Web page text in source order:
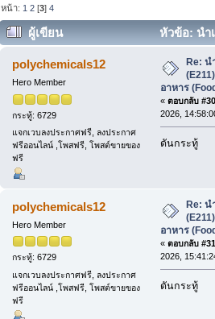
หน้า: 1 2 [3]4
ผู้เขียน
หัวข้อ: นำ
เกรดอาหาร (Food Grade) (อ่าน 487 ค
polychemicals12
Hero Member
กระทู้: 6729
แจกเวบลงประกาศฟรี, ลงประกาศ
ฟรีออนไลน์ ,โพสฟรี, โพสต์ขายของ
ฟรี
Re: น
อาหาร
« ตอบกลับ
2026,
ดันกระทู้
polychemicals12
Hero Member
กระทู้: 6729
แจกเวบลงประกาศฟรี, ลงประกาศ
ฟรีออนไลน์ ,โพสฟรี, โพสต์ขายของ
ฟรี
Re: น
อาหาร
« ตอบกลับ
2026,
ดันกระทู้